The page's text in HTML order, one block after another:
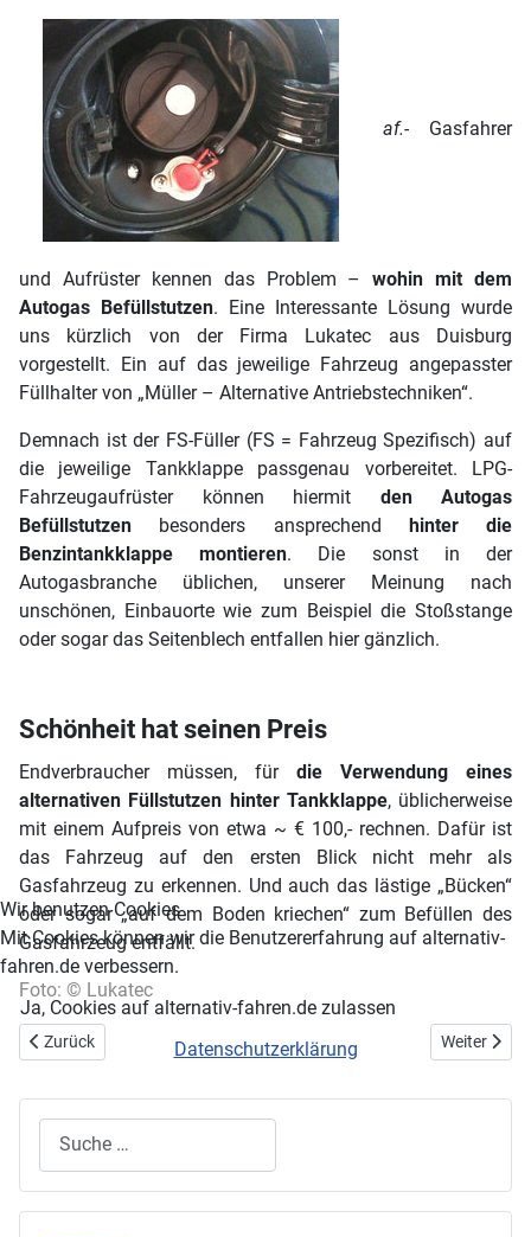
af.- Gasfahrer
und Aufrüster kennen das Problem –wohin mit dem
Autogas Befüllstutzen. Eine Interessante Lösung wurde
uns kürzlich von der Firma Lukatec aus Duisburg
vorgestellt. Ein auf das jeweilige Fahrzeug angepasster
Füllhalter von „Müller – Alternative Antriebstechniken“.
Demnach ist der FS-Füller (FS = Fahrzeug Spezifisch) auf
die jeweilige Tankklappe passgenau vorbereitet. LPG-
Fahrzeugaufrüster können hiermit den Autogas
Befüllstutzen besonders ansprechend hinter die
Benzintankklappe montieren. Die sonst in der
Autogasbranche üblichen, unserer Meinung nach
unschönen, Einbauorte wie zum Beispiel die Stoßstange
oder sogar das Seitenblech entfallen hier gänzlich.
Schönheit hat seinen Preis
Endverbraucher müssen, für die Verwendung eines
alternativen Füllstutzen hinter Tankklappe, üblicherweise
mit einem Aufpreis von etwa ~ € 100,- rechnen. Dafür ist
das Fahrzeug auf den ersten Blick nicht mehr als
Gasfahrzeug zu erkennen. Und auch das lästige „Bücken“
oder sogar „auf dem Boden kriechen“ zum Befüllen des
Gasfahrzeug entfällt.
Foto: © Lukatec
Vorheriger Beitrag: Thomas-Krenn.AG sponsert den SolarWorld GT
Zurück Nächster
Weiter
Suchen
Wir benutzen Cookies
Mit Cookies können wir die Benutzererfahrung auf alternativ-
fahren.de verbessern.
Ja, Cookies auf alternativ-fahren.de zulassen
Datenschutzerklärung